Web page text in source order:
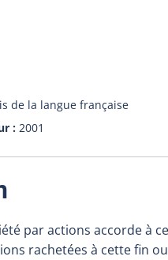
de la langue française
2001
par actions accorde à
rachetées à cette fin